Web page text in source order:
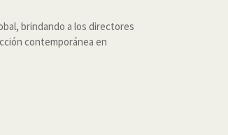
brindando a los directores
contemporánea en